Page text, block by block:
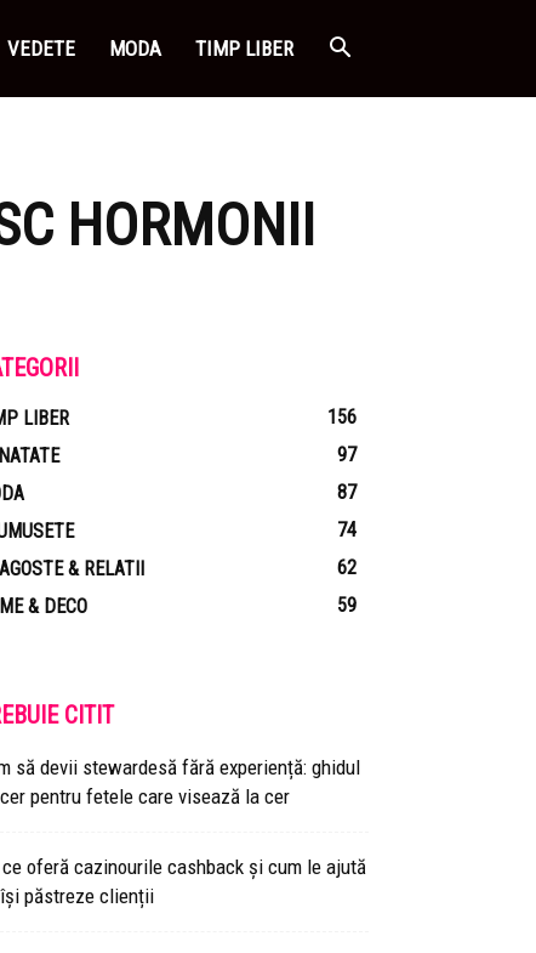
VEDETE MODA TIMP LIBER
HORMONII
LIBER
156
97
87
74
& RELATII
62
& DECO
59
CITIT
să devii stewardesă fără experiență: ghidul
pentru fetele care visează la cer
ce oferă cazinourile cashback și cum le ajută
păstreze clienții